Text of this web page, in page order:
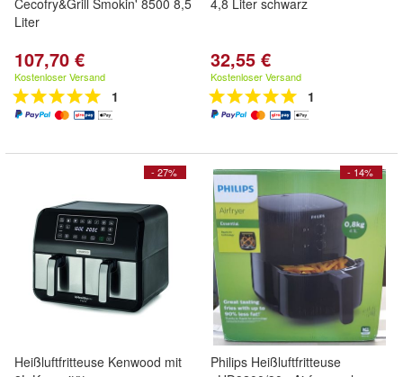
Cecofry&Grill Smokin' 8500 8,5
Liter
107,70 €
Kostenloser Versand
1
4,8 Liter schwarz
32,55 €
Kostenloser Versand
1
- 27%
Heißluftfritteuse Kenwood mit
- 14%
Philips Heißluftfritteuse